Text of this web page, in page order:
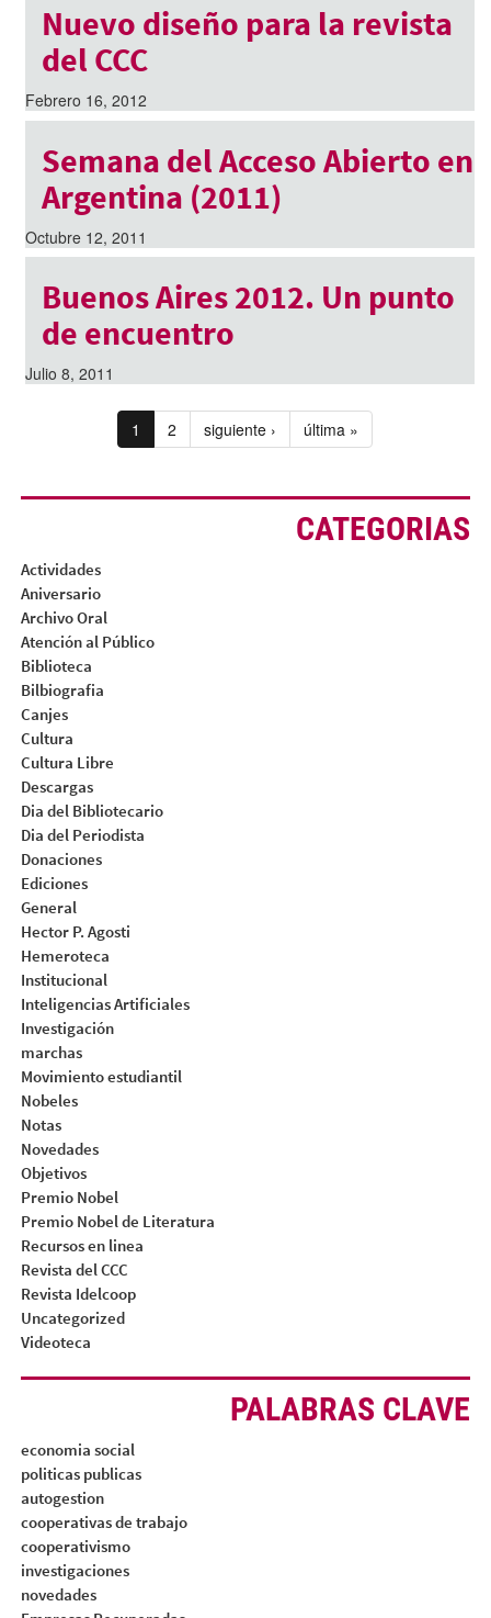
Nuevo diseño para la revista
del CCC
Febrero 16, 2012
Semana del Acceso Abierto en
Argentina (2011)
Octubre 12, 2011
Buenos Aires 2012. Un punto
de encuentro
Julio 8, 2011
1 2 siguiente › última »
CATEGORIAS
Actividades
Aniversario
Archivo Oral
Atención al Público
Biblioteca
Bilbiografia
Canjes
Cultura
Cultura Libre
Descargas
Dia del Bibliotecario
Dia del Periodista
Donaciones
Ediciones
General
Hector P. Agosti
Hemeroteca
Institucional
Inteligencias Artificiales
Investigación
marchas
Movimiento estudiantil
Nobeles
Notas
Novedades
Objetivos
Premio Nobel
Premio Nobel de Literatura
Recursos en linea
Revista del CCC
Revista Idelcoop
Uncategorized
Videoteca
PALABRAS CLAVE
economia social
politicas publicas
autogestion
cooperativas de trabajo
cooperativismo
investigaciones
novedades